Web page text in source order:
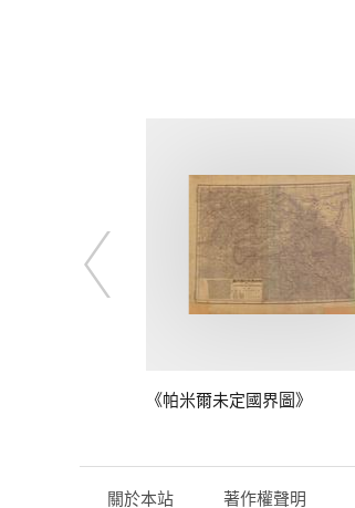
《帕米爾未定國界圖》
關於本站 著作權聲明